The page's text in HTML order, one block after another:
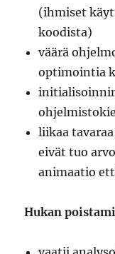
(ihmiset
koodista)
väärä
optimointia
liikaa
eivät tuo
animaatio
Hukan